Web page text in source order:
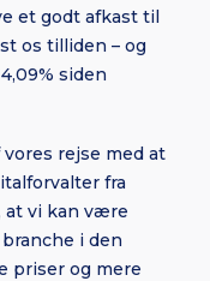
et godt afkast til
os tilliden – og
siden
rejse med at
fra
at vi kan være
i den
priser og mere